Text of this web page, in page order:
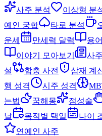
사주 분석
이상형 분
예인 궁합
타로 분석
운세
만세력 달력
용
이야기 모아보기
사
설
합충 사전 삼재 계
행 성격
시주 성격
는법
꿈해몽 점성술
날
목적별 택일 나이
연예인 사주